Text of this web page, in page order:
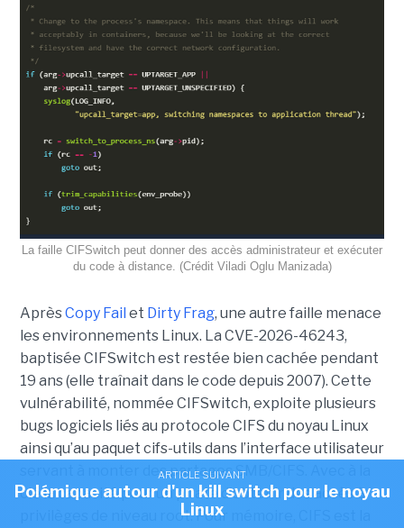
La faille CIFSwitch peut donner des accès administrateur et exécuter
du code à distance. (Crédit Viladi Oglu Manizada)
AprèsCopy Fail et Dirty Frag, une autre faille menace
les environnements Linux. La CVE-2026-46243,
baptisée CIFSwitch est restée bien cachée pendant
19 ans (elle traînait dans le code depuis 2007). Cette
vulnérabilité, nommée CIFSwitch, exploite plusieurs
bugs logiciels liés au protocole CIFS du noyau Linux
ainsi qu’au paquet cifs-utils dans l’interface utilisateur
servant à monter des partages SMB/CIFS. Avec à la
clé la capacité pour un pirate d'obtenir des accès à
privilèges de niveau root. Pour mémoire, CIFS est la
ARTICLE SUIVANT
Polémique autour d'un kill switch pour le noyau
Linux